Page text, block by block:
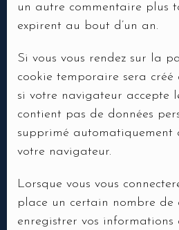
un autre commentaire plus
expirent au bout d’un an.
Si vous vous rendez sur la
cookie temporaire sera
si votre navigateur accepte
contient pas de données
supprimé automatiquement
votre navigateur.
Lorsque vous vous
place un certain nombre de
enregistrer vos informations